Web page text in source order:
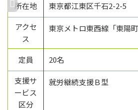
所在地
東京都江東区千石2-2-5
アクセ
ス
東京メトロ東西線「東陽
定員
20名
支援サ
ービス
区分
就労継続支援Ｂ型